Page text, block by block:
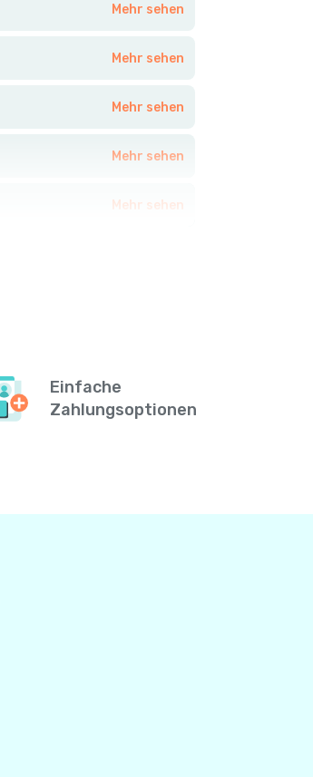
Mehr sehen
Mehr sehen
Mehr sehen
Mehr sehen
Mehr sehen
Einfache
Zahlungsoptionen